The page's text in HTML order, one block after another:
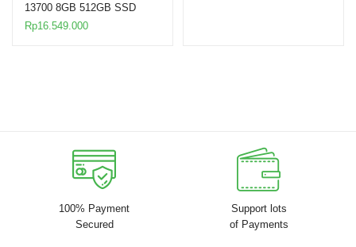
13700 8GB 512GB SSD
Win11 21.5″ PC
Rp16.549.000
100% Payment
Secured
Support lots
of Payments